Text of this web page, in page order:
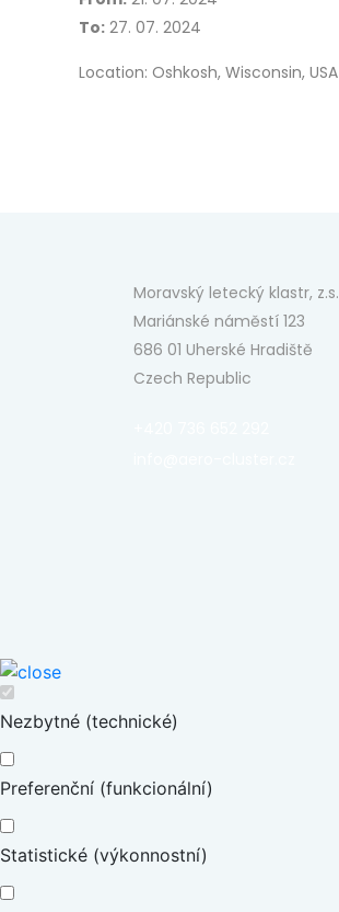
To: 27. 07. 2024
Location: Oshkosh, Wisconsin, USA
Moravský letecký klastr, z.s.
Mariánské náměstí 123
686 01 Uherské Hradiště
Czech Republic
Nezbytné (technické)
Preferenční (funkcionální)
Statistické (výkonnostní)